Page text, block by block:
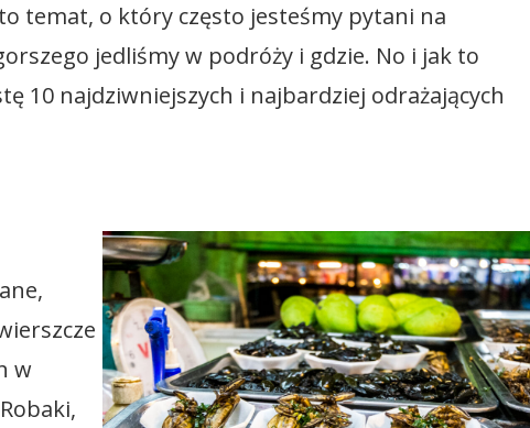
temat, o który często jesteśmy pytani na
jedliśmy w podróży i gdzie. No i jak to
10 najdziwniejszych i najbardziej odrażających
w